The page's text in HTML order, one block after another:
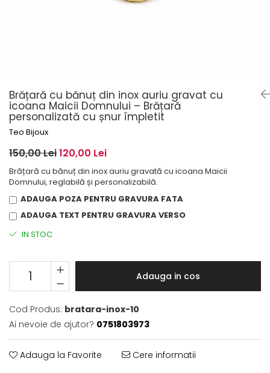
Brățară cu bănuț din inox auriu gravat cu
icoana Maicii Domnului – Brățară
personalizată cu șnur împletit
Teo Bijoux
150,00 Lei120,00 Lei
Brățară cu bănuț din inox auriu gravată cu icoana Maicii
Domnului, reglabilă și personalizabilă.
ADAUGA POZA PENTRU GRAVURA FATA
ADAUGA TEXT PENTRU GRAVURA VERSO
IN STOC
Adauga in cos
Cod Produs: bratara-inox-10
Ai nevoie de ajutor? 0751803973
Adauga la Favorite Cere informatii